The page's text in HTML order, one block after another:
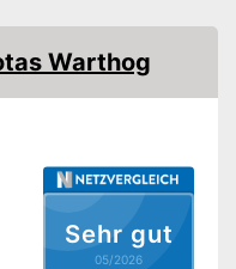
x 40.7 x 42.2 cm
integriertem Display
Sehr gut
05/2026
Warthog